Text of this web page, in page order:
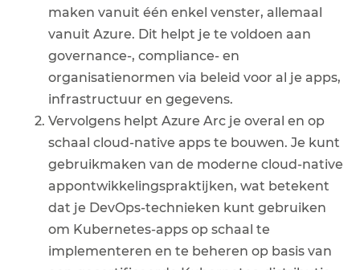
maken vanuit één enkel venster, allemaal
vanuit Azure. Dit helpt je te voldoen aan
governance-, compliance- en
organisatienormen via beleid voor al je apps,
infrastructuur en gegevens.
Vervolgens helpt Azure Arc je overal en op
schaal cloud-native apps te bouwen. Je kunt
gebruikmaken van de moderne cloud-native
appontwikkelingspraktijken, wat betekent
dat je DevOps-technieken kunt gebruiken
om Kubernetes-apps op schaal te
implementeren en te beheren op basis van